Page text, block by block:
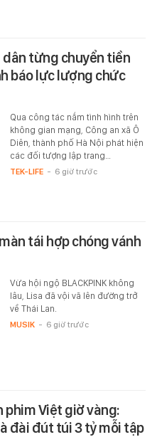
từng chuyển tiền
báo lực lượng chức
Qua công tác nắm tình hình trên
không gian mạng, Công an xã Ô
Diên, thành phố Hà Nội phát hiện
các đối tượng lập trang…
TEK-LIFE - 6 giờ trước
tái hợp chóng vánh
Vừa hội ngộ BLACKPINK không
lâu, Lisa đã vội vã lên đường trở
về Thái Lan.
MUSIK - 6 giờ trước
phim Việt giờ vàng:
đài đút túi 3 tỷ mỗi tập